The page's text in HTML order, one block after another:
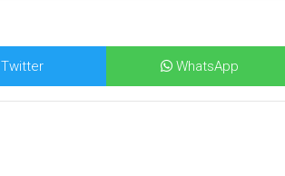
Twitter WhatsApp